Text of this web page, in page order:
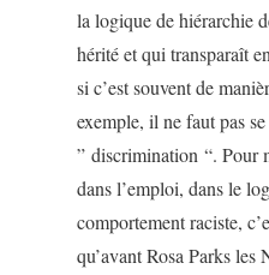
la logique de hiérarchie
hérité et qui transparaît
si c’est souvent de
exemple, il ne faut pas
” discrimination “. Pour
dans l’emploi, dans le
comportement raciste,
qu’avant Rosa Parks